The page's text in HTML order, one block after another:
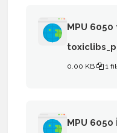
MPU
0.00 KB 1
MPU 6050